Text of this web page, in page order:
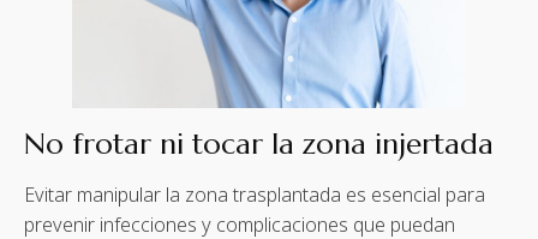
No frotar ni tocar la zona injertada
Evitar manipular la zona trasplantada es esencial para
prevenir infecciones y complicaciones que puedan